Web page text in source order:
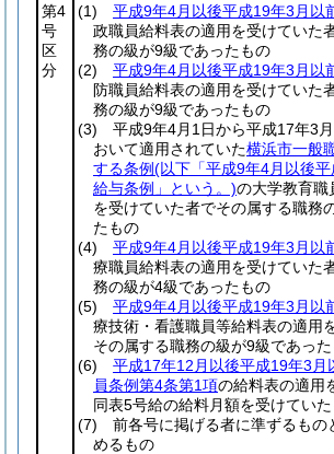
第4
号
区
分
(1) 平成9年4月以後平成19年3月以
政職員給料表の適用を受けていた
務の級が9級であったもの
(2)
平成9年4月以後平成19年3月以
防職員給料表の適用を受けていた
務の級が9級であったもの
(3) 平成9年4月1日から平成17年3
おいて適用されていた横浜市一般
する条例(以下「平成9年4月以後
給与条例」という。)の大学教育職
を受けていた者でその属する職務
たもの
(4)
平成9年4月以後平成19年3月以
療職員給料表の適用を受けていた
務の級が4級であったもの
(5)
平成9年4月以後平成19年3月以
療技術・看護職員等給料表の適用
その属する職務の級が9級であっ
(6)
平成17年12月以後平成19年3月
員条例第4条第1項の給料表の適用
同表5号給の給料月額を受けてい
(7) 前各号に掲げる者に準ずるもの
めるもの